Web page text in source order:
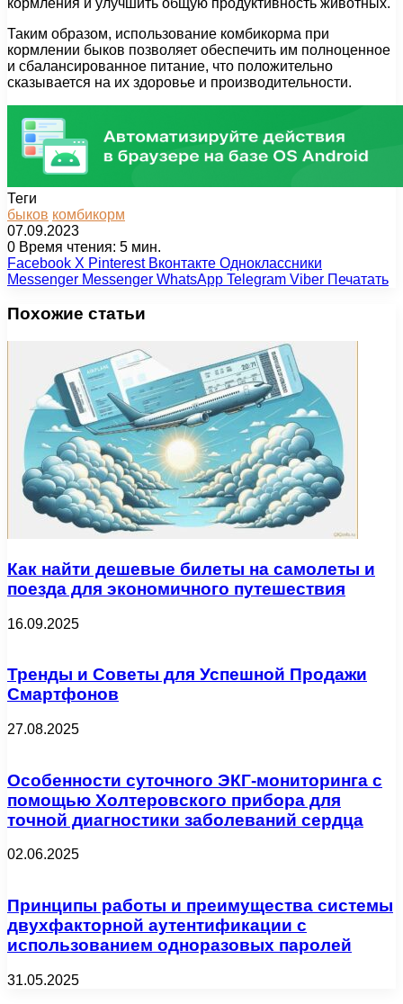
Таким образом, использование комбикорма при
кормлении быков позволяет обеспечить им полноценное
и сбалансированное питание, что положительно
сказывается на их здоровье и производительности.
Теги
быков комбикорм
07.09.2023
0 Время чтения: 5 мин.
Facebook X Pinterest Вконтакте Одноклассники
Messenger Messenger WhatsApp Telegram Viber Печатать
Похожие статьи
Как найти дешевые билеты на самолеты и
поезда для экономичного путешествия
16.09.2025
Тренды и Советы для Успешной Продажи
Смартфонов
27.08.2025
Особенности суточного ЭКГ-мониторинга с
помощью Холтеровского прибора для
точной диагностики заболеваний сердца
02.06.2025
Принципы работы и преимущества системы
двухфакторной аутентификации с
использованием одноразовых паролей
31.05.2025